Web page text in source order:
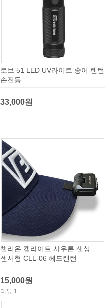
로브 51 LED UV라이트 송어 랜턴
손전등
33,000원
챌리온 캡라이트 사우론 센싱
센서형 CLL-06 헤드랜턴
15,000원
리뷰 1